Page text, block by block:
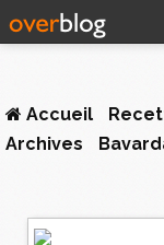
Accueil
Archives